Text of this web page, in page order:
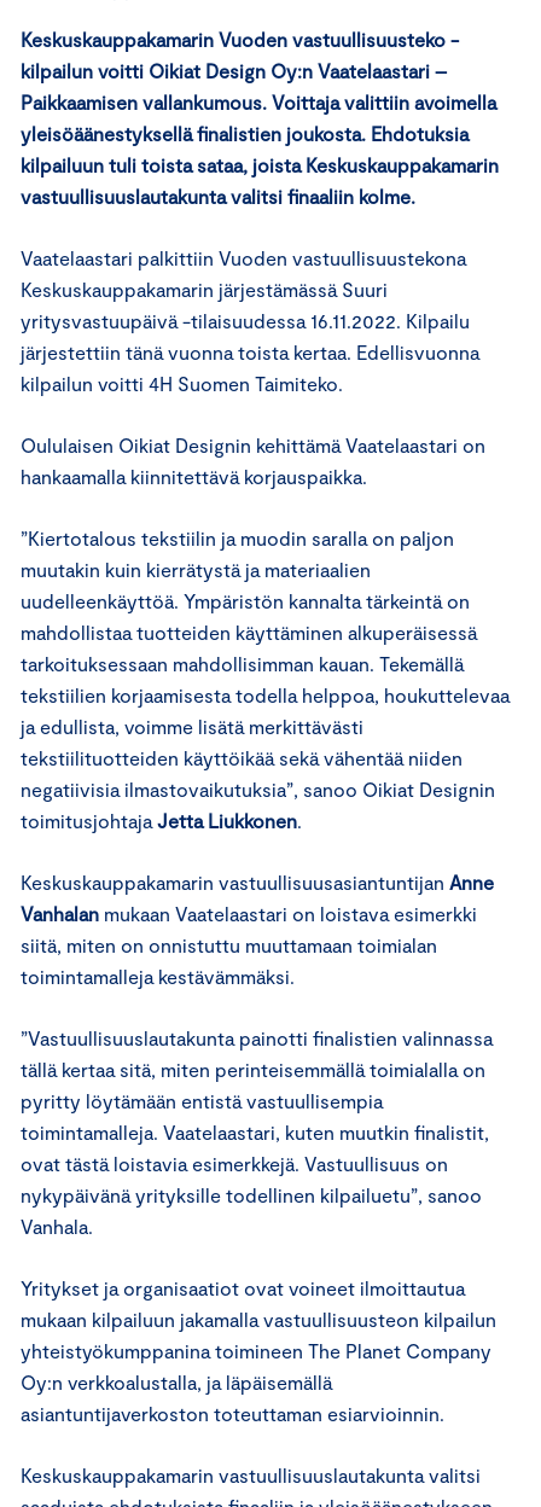
Keskuskauppakamarin Vuoden vastuullisuusteko -
kilpailun voitti Oikiat Design Oy:n Vaatelaastari –
Paikkaamisen vallankumous. Voittaja valittiin avoimella
yleisöäänestyksellä finalistien joukosta. Ehdotuksia
kilpailuun tuli toista sataa, joista Keskuskauppakamarin
vastuullisuuslautakunta valitsi finaaliin kolme.
Vaatelaastari palkittiin Vuoden vastuullisuustekona
Keskuskauppakamarin järjestämässä Suuri
yritysvastuupäivä -tilaisuudessa 16.11.2022. Kilpailu
järjestettiin tänä vuonna toista kertaa. Edellisvuonna
kilpailun voitti 4H Suomen Taimiteko.
Oululaisen Oikiat Designin kehittämä Vaatelaastari on
hankaamalla kiinnitettävä korjauspaikka.
”Kiertotalous tekstiilin ja muodin saralla on paljon
muutakin kuin kierrätystä ja materiaalien
uudelleenkäyttöä. Ympäristön kannalta tärkeintä on
mahdollistaa tuotteiden käyttäminen alkuperäisessä
tarkoituksessaan mahdollisimman kauan. Tekemällä
tekstiilien korjaamisesta todella helppoa, houkuttelevaa
ja edullista, voimme lisätä merkittävästi
tekstiilituotteiden käyttöikää sekä vähentää niiden
negatiivisia ilmastovaikutuksia”, sanoo Oikiat Designin
toimitusjohtaja Jetta Liukkonen.
Keskuskauppakamarin vastuullisuusasiantuntijan Anne
Vanhalan mukaan Vaatelaastari on loistava esimerkki
siitä, miten on onnistuttu muuttamaan toimialan
toimintamalleja kestävämmäksi.
”Vastuullisuuslautakunta painotti finalistien valinnassa
tällä kertaa sitä, miten perinteisemmällä toimialalla on
pyritty löytämään entistä vastuullisempia
toimintamalleja. Vaatelaastari, kuten muutkin finalistit,
ovat tästä loistavia esimerkkejä. Vastuullisuus on
nykypäivänä yrityksille todellinen kilpailuetu”, sanoo
Vanhala.
Yritykset ja organisaatiot ovat voineet ilmoittautua
mukaan kilpailuun jakamalla vastuullisuusteon kilpailun
yhteistyökumppanina toimineen The Planet Company
Oy:n verkkoalustalla, ja läpäisemällä
asiantuntijaverkoston toteuttaman esiarvioinnin.
Keskuskauppakamarin vastuullisuuslautakunta valitsi